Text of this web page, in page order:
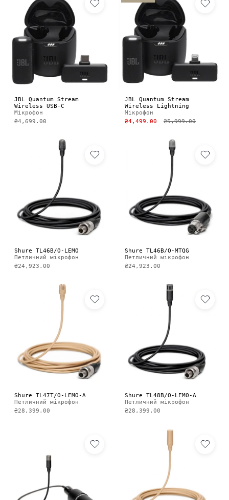
JBL Quantum Stream
Wireless USB-C
Мікрофон
₴4,699.00
JBL Quantum Stream
Wireless Lightning
Мікрофон
₴4,499.00
₴5,999.00
Shure TL46B/O-LEMO
Петличний мікрофон
₴24,923.00
Shure TL46B/O-MTQG
Петличний мікрофон
₴24,923.00
Shure TL47T/O-LEMO-A
Петличний мікрофон
₴28,399.00
Shure TL48B/O-LEMO-A
Петличний мікрофон
₴28,399.00